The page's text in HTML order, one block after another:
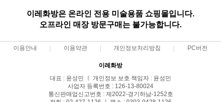
이레화방은 온라인 전용 미술용품 쇼핑몰입니다.
오프라인 매장 방문구매는 불가능합니다.
이용안내 이용약관 개인정보처리방침 PC버전
이레화방
대표 : 윤성민 ㅣ 개인정보 보호 책임자 : 윤성민
사업자 등록번호 : 126-13-80024
통신판매업신고번호 : 제2022-경기하남-1252호